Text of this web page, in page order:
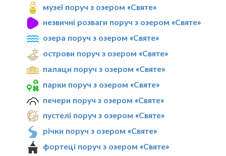
музеї поруч з озером «Святе»
незвичні розваги поруч з озером «Святе»
озера поруч з озером «Святе»
острови поруч з озером «Святе»
палаци поруч з озером «Святе»
парки поруч з озером «Святе»
печери поруч з озером «Святе»
пустелі поруч з озером «Святе»
річки поруч з озером «Святе»
фортеці поруч з озером «Святе»